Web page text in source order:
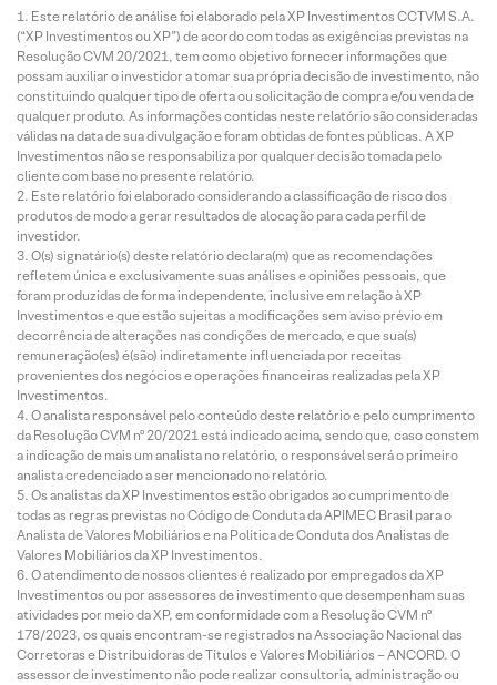
Este relatório de análise foi elaborado pela XP Investimentos CCTVM S.A.
(“XP Investimentos ou XP”) de acordo com todas as exigências previstas na
Resolução CVM 20/2021, tem como objetivo fornecer informações que
possam auxiliar o investidor a tomar sua própria decisão de investimento, não
constituindo qualquer tipo de oferta ou solicitação de compra e/ou venda de
qualquer produto. As informações contidas neste relatório são consideradas
válidas na data de sua divulgação e foram obtidas de fontes públicas. A XP
Investimentos não se responsabiliza por qualquer decisão tomada pelo
cliente com base no presente relatório.
Este relatório foi elaborado considerando a classificação de risco dos
produtos de modo a gerar resultados de alocação para cada perfil de
investidor.
O(s) signatário(s) deste relatório declara(m) que as recomendações
refletem única e exclusivamente suas análises e opiniões pessoais, que
foram produzidas de forma independente, inclusive em relação à XP
Investimentos e que estão sujeitas a modificações sem aviso prévio em
decorrência de alterações nas condições de mercado, e que sua(s)
remuneração(es) é(são) indiretamente influenciada por receitas
provenientes dos negócios e operações financeiras realizadas pela XP
Investimentos.
O analista responsável pelo conteúdo deste relatório e pelo cumprimento
da Resolução CVM nº 20/2021 está indicado acima, sendo que, caso constem
a indicação de mais um analista no relatório, o responsável será o primeiro
analista credenciado a ser mencionado no relatório.
Os analistas da XP Investimentos estão obrigados ao cumprimento de
todas as regras previstas no Código de Conduta da APIMEC Brasil para o
Analista de Valores Mobiliários e na Política de Conduta dos Analistas de
Valores Mobiliários da XP Investimentos.
O atendimento de nossos clientes é realizado por empregados da XP
Investimentos ou por assessores de investimento que desempenham suas
atividades por meio da XP, em conformidade com a Resolução CVM nº
178/2023, os quais encontram-se registrados na Associação Nacional das
Corretoras e Distribuidoras de Títulos e Valores Mobiliários – ANCORD. O
assessor de investimento não pode realizar consultoria, administração ou